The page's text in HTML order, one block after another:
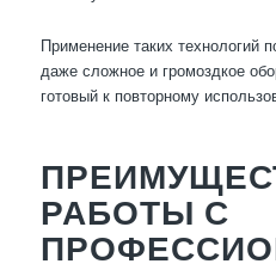
Применение таких технологий
даже сложное и громоздкое
готовый к повторному
РАБОТЫ С